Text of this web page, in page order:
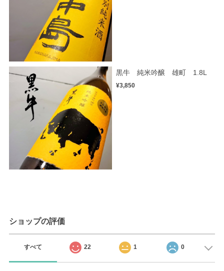
黒牛 純米吟醸 雄町 1.8L
¥3,850
ショップの評価
すべて 22 1 0